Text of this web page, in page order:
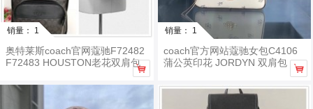
销量： 1
奥特莱斯coach官网蔻驰F72482
F72483 HOUSTON老花双肩包

销量： 1
coach官方网站蔻驰女包C4106
蒲公英印花 JORDYN 双肩包
